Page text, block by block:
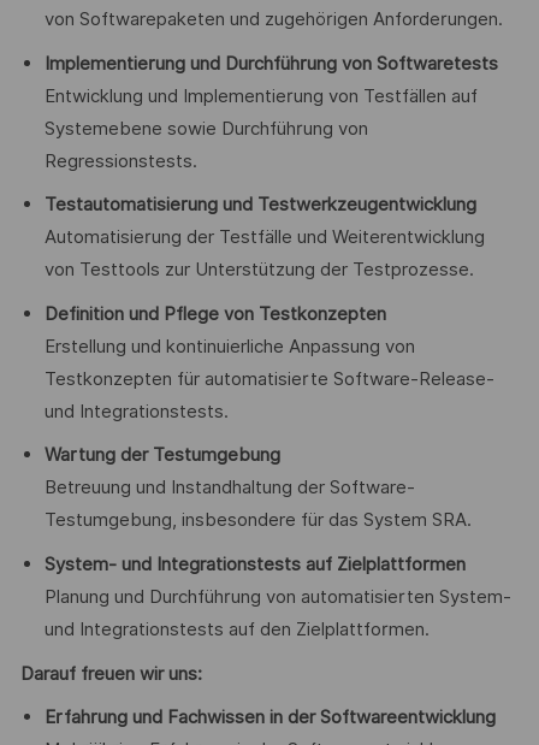
von Softwarepaketen und zugehörigen Anforderungen.
Implementierung und Durchführung von Softwaretests
Entwicklung und Implementierung von Testfällen auf
Systemebene sowie Durchführung von
Regressionstests.
Testautomatisierung und Testwerkzeugentwicklung
Automatisierung der Testfälle und Weiterentwicklung
von Testtools zur Unterstützung der Testprozesse.
Definition und Pflege von Testkonzepten
Erstellung und kontinuierliche Anpassung von
Testkonzepten für automatisierte Software-Release-
und Integrationstests.
Wartung der Testumgebung
Betreuung und Instandhaltung der Software-
Testumgebung, insbesondere für das System SRA.
System- und Integrationstests auf Zielplattformen
Planung und Durchführung von automatisierten System-
und Integrationstests auf den Zielplattformen.
Darauf freuen wir uns:
Erfahrung und Fachwissen in der Softwareentwicklung